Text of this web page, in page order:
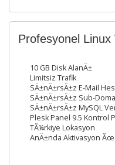
Profesyonel Linux
10 GB Disk AlanÄ±
Limitsiz Trafik
SÄ±nÄ±rsÄ±z E-Mail
SÄ±nÄ±rsÄ±z Sub-
SÄ±nÄ±rsÄ±z MySQL
Plesk Panel 9.5 Kontrol
TÃ¼rkiye Lokasyon
AnÄ±nda Aktivasyon